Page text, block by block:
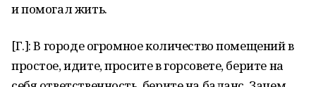
и помогал жить.
[Г.]: В городе огромное количество помещений в
простое, идите, просите в горсовете, берите на